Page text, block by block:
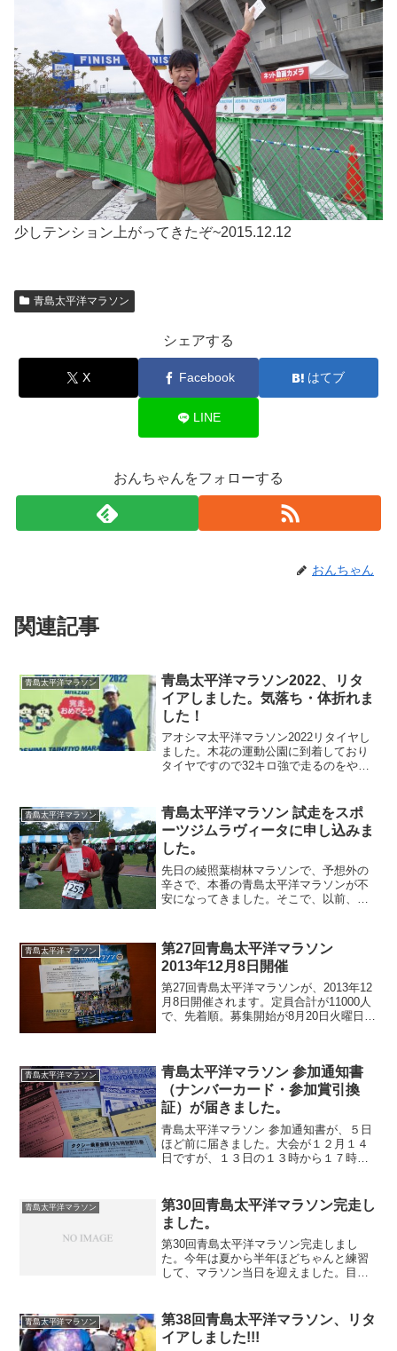
少しテンション上がってきたぞ~2015.12.12
青島太平洋マラソン
シェアする
X Facebook はてブ
LINE
おんちゃんをフォローする
おんちゃん
関連記事
青島太平洋マラソン
青島太平洋マラソン2022、リタ
イアしました。気落ち・体折れま
した！
アオシマ太平洋マラソン2022リタイヤし
ました。木花の運動公園に到着しており
タイヤですので32キロ強で走るのをやめ
のリタイヤです。青島太平洋マラソン
2022基本情報会...
青島太平洋マラソン
青島太平洋マラソン 試走をスポ
ーツジムラヴィータに申し込みま
した。
先日の綾照葉樹林マラソンで、予想外の
辛さで、本番の青島太平洋マラソンが不
安になってきました。そこで、以前、ワ
クールの試走に申し込んでみました。青
島太平洋マラソン試走のご...
青島太平洋マラソン
第27回青島太平洋マラソン
2013年12月8日開催
第27回青島太平洋マラソンが、2013年12
月8日開催されます。定員合計が11000人
で、先着順。募集開始が8月20日火曜日で
分...
青島太平洋マラソン
青島太平洋マラソン 参加通知書
（ナンバーカード・参加賞引換
証）が届きました。
青島太平洋マラソン 参加通知書が、５日
ほど前に届きました。大会が１２月１４
日ですが、１３日の１３時から１７時ま
調を上げていかないといけませんね。他
には、 タクシー割引券...
青島太平洋マラソン
第30回青島太平洋マラソン完走し
ました。
第30回青島太平洋マラソン完走しまし
た。今年は夏から半年ほどちゃんと練習
して、マラソン当日を迎えました。目標
としては4時間13分40秒 ネットタイム
（参考）4時間...
青島太平洋マラソン
第38回青島太平洋マラソン、リタ
イアしました!!!